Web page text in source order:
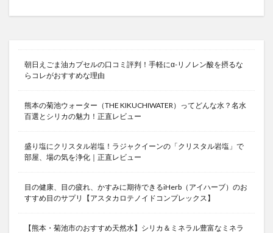
朝日えごま油カプセルの口コミ評判！手軽にα-リノレン酸を摂るな
らコレがおすすめな理由
熊本の菊池ウォーター（THE KIKUCHIWATER）ってどんな水？名水
百選とシリカの魅力！正直レビュー
盛り塩にクリスタル岩塩！ラジャクイーンの「クリスタル岩塩」で
部屋、場の気を浄化｜正直レビュー
目の健康、目の疲れ、かすみに期待できるiHerb（アイハーブ）のお
すすめ目のサプリ【アスタカロテノイドコンプレックス】
【熊本・菊池市のおすすめ天然水】シリカ＆ミネラル豊富なミネラ